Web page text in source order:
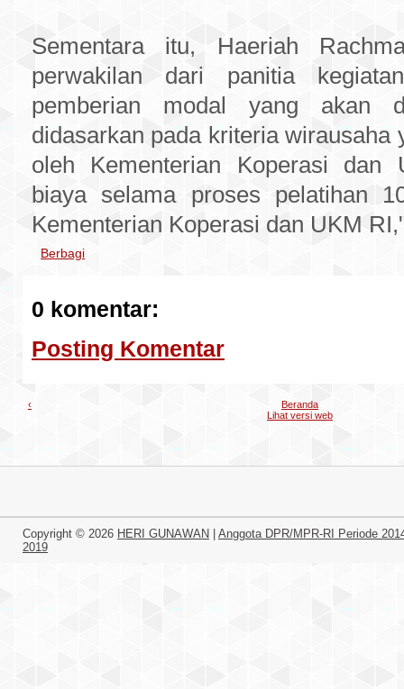
Sementara itu, Haeriah
perwakilan dari panitia
pemberian modal yang akan
didasarkan pada kriteria wirausaha
oleh Kementerian Koperasi dan
biaya selama proses pelatihan
Kementerian Koperasi dan UKM
Berbagi
0 komentar:
Posting Komentar
‹
Beranda
Lihat versi web
Copyright © 2026 HERI GUNAWAN
Anggota DPR/MPR-RI Periode
2019